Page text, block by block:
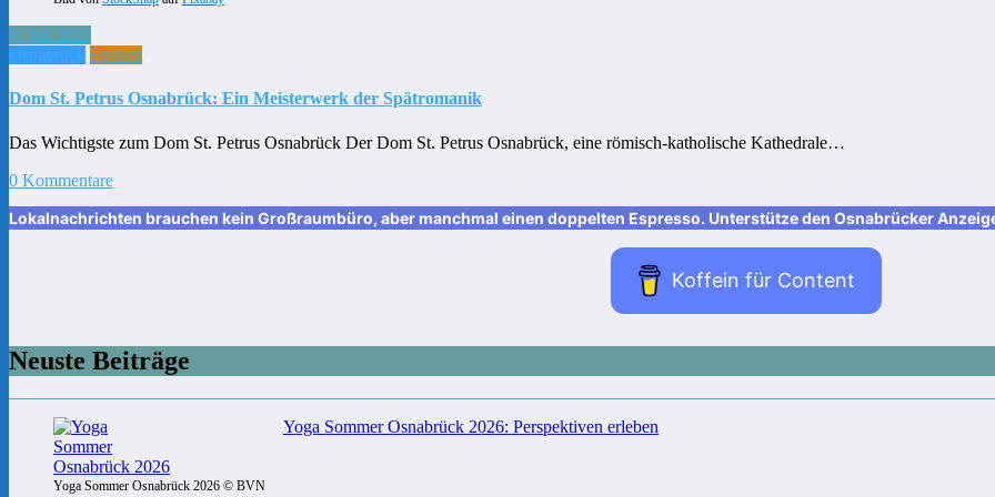
9. Juli 2024
Freizeit
Dom St. Petrus Osnabrück: Ein Meisterwerk der Spätromanik
Das Wichtigste zum Dom St. Petrus Osnabrück Der Dom St. Petrus Osnabrück, eine römisch-katholische Kathedrale…
0 Kommentare
Lokalnachrichten brauchen kein Großraumbüro, aber manchmal einen doppelten Espresso. Unterstütze den Osnabrücker
Koffein für Content
Neuste Beiträge
Yoga Sommer Osnabrück 2026 © BVN
Yoga Sommer Osnabrück 2026: Perspektiven erleben